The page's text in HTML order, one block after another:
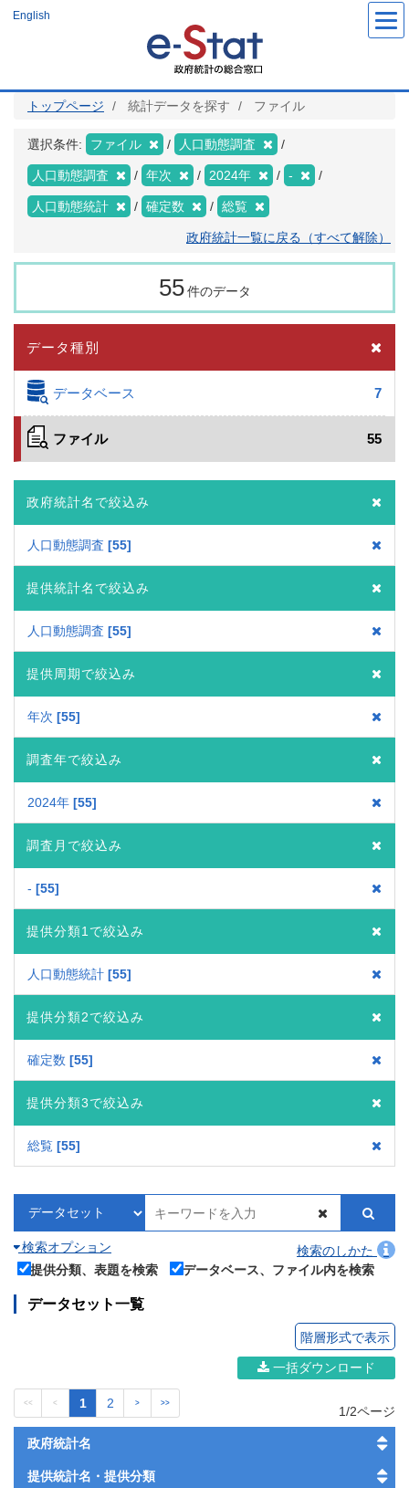
ツ
English
トップページ 統計データを探す ファイル
選択条件: ファイル 人口動態調査
人口動態調査 年次 2024年 -
人口動態統計 確定数 総覧
政府統計一覧に戻る（すべて解除）
55 件のデータ
データ種別
データベース 7
ファイル 55
政府統計名で絞込み
人口動態調査 55
提供統計名で絞込み
人口動態調査 55
提供周期で絞込み
年次 55
調査年で絞込み
2024年 55
調査月で絞込み
- 55
提供分類1で絞込み
人口動態統計 55
提供分類2で絞込み
確定数 55
提供分類3で絞込み
総覧 55
検索オプション
検索のしかた
提供分類、表題を検索
データベース、ファイル内を検索
データセット一覧
階層形式で表示
一括ダウンロード
<< < 1 2 > >>
1/2ページ
政府統計名
提供統計名・提供分類